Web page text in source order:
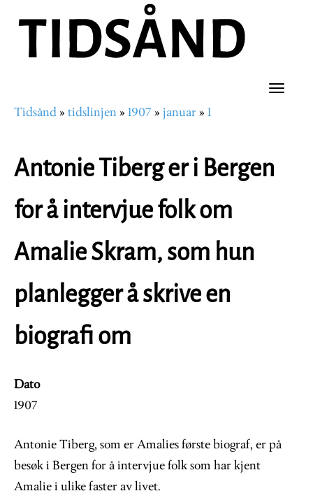
hovedinnhold
Toggle
Navigasjonssti
Tidsånd tidslinjen 1907 januar 1
Antonie Tiberg er i Bergen
for å intervjue folk om
Amalie Skram, som hun
planlegger å skrive en
biografi om
Dato
1907
Antonie Tiberg, som er Amalies første biograf, er på
besøk i Bergen for å intervjue folk som har kjent
Amalie i ulike faster av livet.